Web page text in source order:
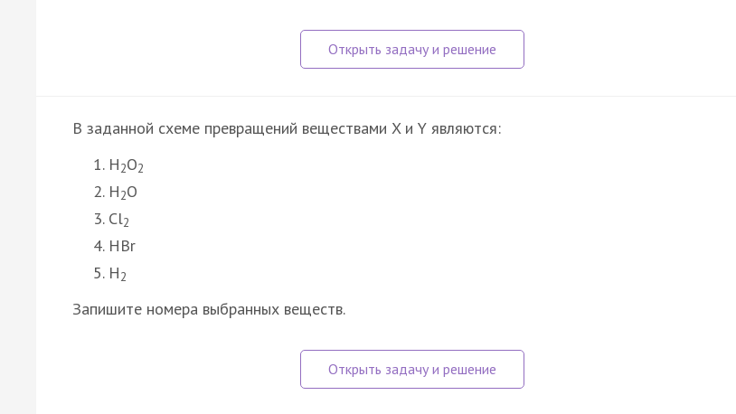
В заданной схеме превращений веществами X и Y являются:
H2O2
H2O
Cl2
HBr
H2
Запишите номера выбранных веществ.